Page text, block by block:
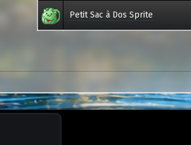
Petit Sac à Dos Sprite